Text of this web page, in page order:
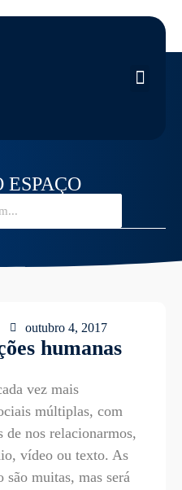
ESPAÇO
outubro 4, 2017
humanas
vez mais
múltiplas, com
de nos relacionarmos,
vídeo ou texto. As
são muitas, mas será